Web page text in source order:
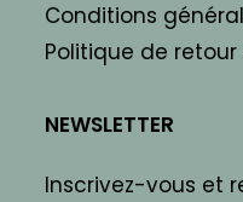
Conditions
Politique de
NEWSLETTER
Inscrivez-vous et